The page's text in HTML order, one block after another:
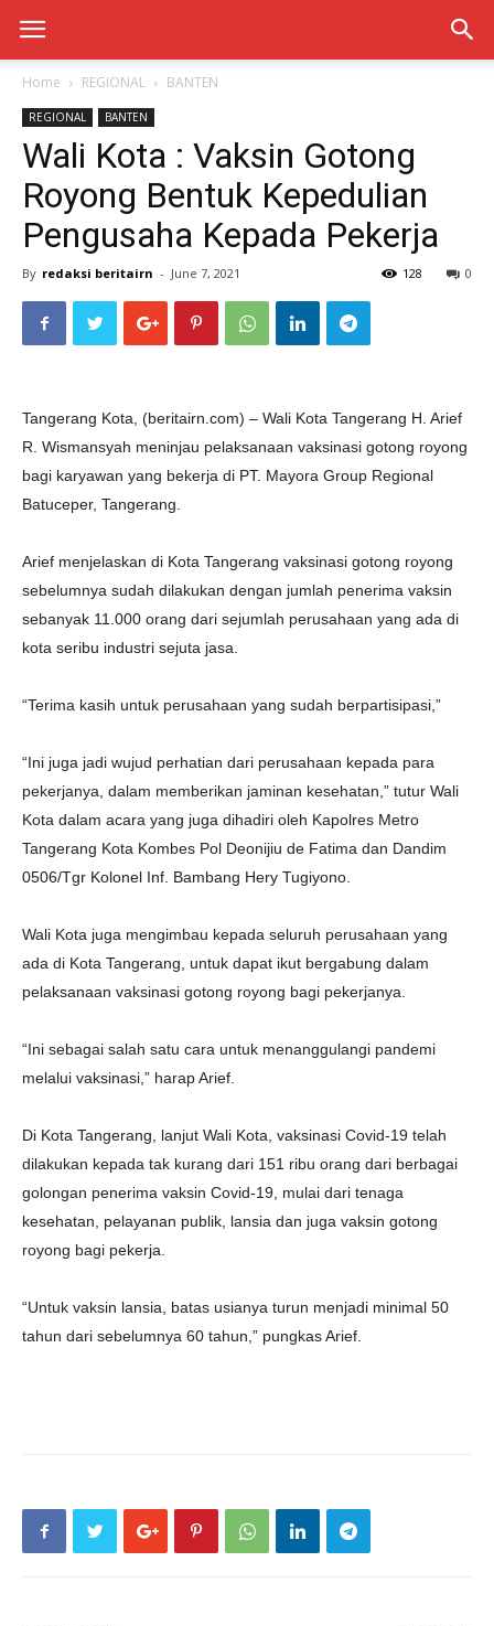
Home REGIONAL BANTEN
REGIONAL BANTEN
Wali Kota : Vaksin Gotong
Royong Bentuk Kepedulian
Pengusaha Kepada Pekerja
By redaksi beritairn - June 7, 2021 0
128
Tangerang Kota, (beritairn.com) – Wali Kota Tangerang H. Arief
R. Wismansyah meninjau pelaksanaan vaksinasi gotong royong
bagi karyawan yang bekerja di PT. Mayora Group Regional
Batuceper, Tangerang.
Arief menjelaskan di Kota Tangerang vaksinasi gotong royong
sebelumnya sudah dilakukan dengan jumlah penerima vaksin
sebanyak 11.000 orang dari sejumlah perusahaan yang ada di
kota seribu industri sejuta jasa.
“Terima kasih untuk perusahaan yang sudah berpartisipasi,”
“Ini juga jadi wujud perhatian dari perusahaan kepada para
pekerjanya, dalam memberikan jaminan kesehatan,” tutur Wali
Kota dalam acara yang juga dihadiri oleh Kapolres Metro
Tangerang Kota Kombes Pol Deonijiu de Fatima dan Dandim
0506/Tgr Kolonel Inf. Bambang Hery Tugiyono.
Wali Kota juga mengimbau kepada seluruh perusahaan yang
ada di Kota Tangerang, untuk dapat ikut bergabung dalam
pelaksanaan vaksinasi gotong royong bagi pekerjanya.
“Ini sebagai salah satu cara untuk menanggulangi pandemi
melalui vaksinasi,” harap Arief.
Di Kota Tangerang, lanjut Wali Kota, vaksinasi Covid-19 telah
dilakukan kepada tak kurang dari 151 ribu orang dari berbagai
golongan penerima vaksin Covid-19, mulai dari tenaga
kesehatan, pelayanan publik, lansia dan juga vaksin gotong
royong bagi pekerja.
“Untuk vaksin lansia, batas usianya turun menjadi minimal 50
tahun dari sebelumnya 60 tahun,” pungkas Arief.